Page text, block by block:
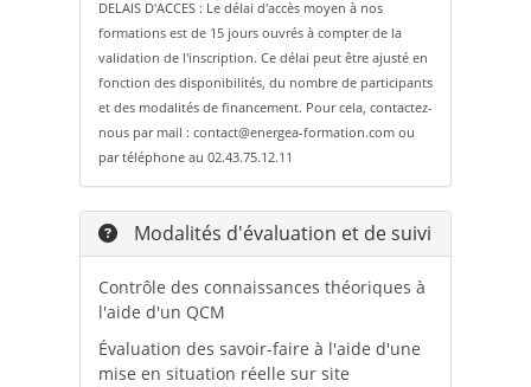
DELAIS D'ACCES : Le délai d'accès moyen à nos
formations est de 15 jours ouvrés à compter de la
validation de l'inscription. Ce délai peut être ajusté en
fonction des disponibilités, du nombre de participants
et des modalités de financement. Pour cela, contactez-
nous par mail : contact@energea-formation.com ou
par téléphone au 02.43.75.12.11
Modalités d'évaluation et de suivi
Contrôle des connaissances théoriques à
l'aide d'un QCM
Évaluation des savoir-faire à l'aide d'une
mise en situation réelle sur site